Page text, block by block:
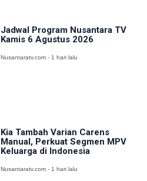
Jadwal Program Nusantara TV
Kamis 6 Agustus 2026
Nusantaratv.com - 1 hari lalu
Kia Tambah Varian Carens
Manual, Perkuat Segmen MPV
Keluarga di Indonesia
Nusantaratv.com - 1 hari lalu